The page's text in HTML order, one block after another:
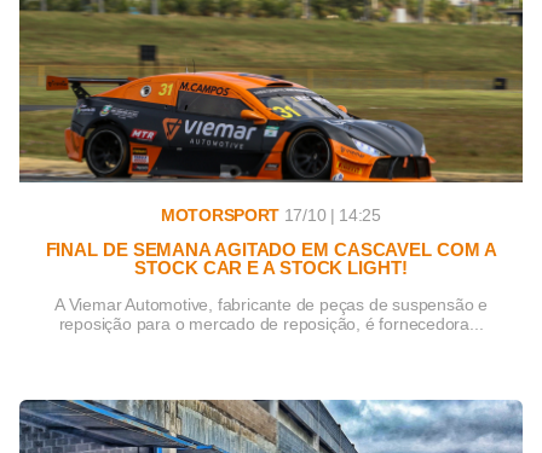
MOTORSPORT 17/10 | 14:25
FINAL DE SEMANA AGITADO EM CASCAVEL COM A
STOCK CAR E A STOCK LIGHT!
A Viemar Automotive, fabricante de peças de suspensão e
reposição para o mercado de reposição, é fornecedora...